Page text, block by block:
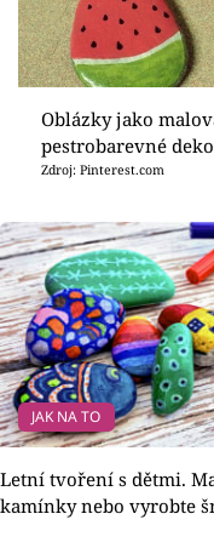
Oblázky jako
pestrobarevné
Zdroj: Pinterest.com
JAK NA TO
Letní tvoření s dětmi.
kamínky nebo vyrobte